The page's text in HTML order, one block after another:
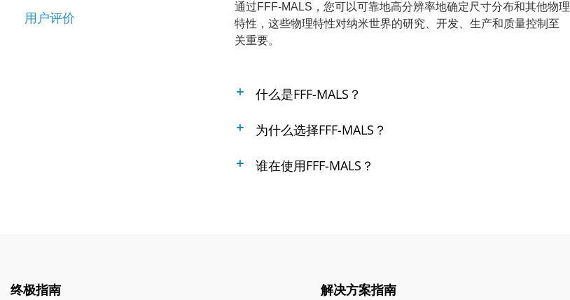
用户评价
通过FFF-MALS，您可以可靠地高分辨率地确定尺寸分布和其他物理
特性，这些物理特性对纳米世界的研究、开发、生产和质量控制至
关重要。
什么是FFF-MALS？
为什么选择FFF-MALS？
谁在使用FFF-MALS？
终极指南 解决方案指南